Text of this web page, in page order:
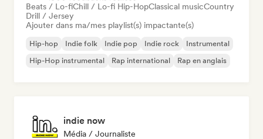
Beats / Lo-fiChill / Lo-fi Hip-HopClassical musicCountry
Drill / Jersey
Ajouter dans ma/mes playlist(s) impactante(s)
Hip-hop Indie folk Indie pop Indie rock
Instrumental
Hip-Hop instrumental
Rap international Rap en anglais
indie now
Média / Journaliste